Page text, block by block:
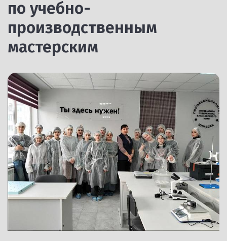
по учебно-
производственным
мастерским